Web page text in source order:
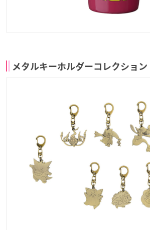
メタルキーホルダーコレクション